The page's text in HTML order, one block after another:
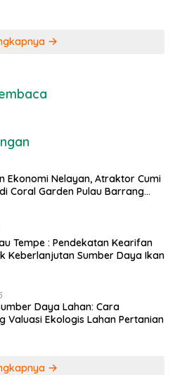
Ekonomi Nelayan, Atraktor Cumi
Coral Garden Pulau Barrang
Tempe : Pendekatan Kearifan
Keberlanjutan Sumber Daya Ikan
Daya Lahan: Cara
Valuasi Ekologis Lahan Pertanian